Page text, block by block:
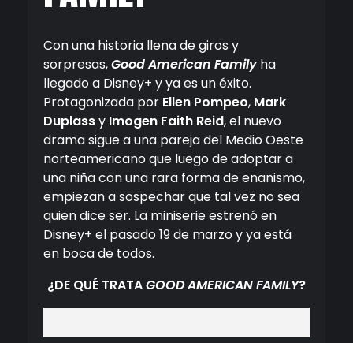
Con una historia llena de giros y
sorpresas,Good American Family ha
llegado a Disney+ y ya es un éxito.
Protagonizada por Ellen Pompeo, Mark
Duplassy Imogen Faith Reid, el nuevo
drama sigue a una pareja del Medio Oeste
norteamericano que luego de adoptar a
una niña con una rara forma de enanismo,
empiezan a sospechar que tal vez no sea
quien dice ser. La miniserie estrenó en
Disney+ el pasado 19 de marzo y ya está
en boca de todos.
¿DE QUÉ TRATAGOOD AMERICAN FAMILY?